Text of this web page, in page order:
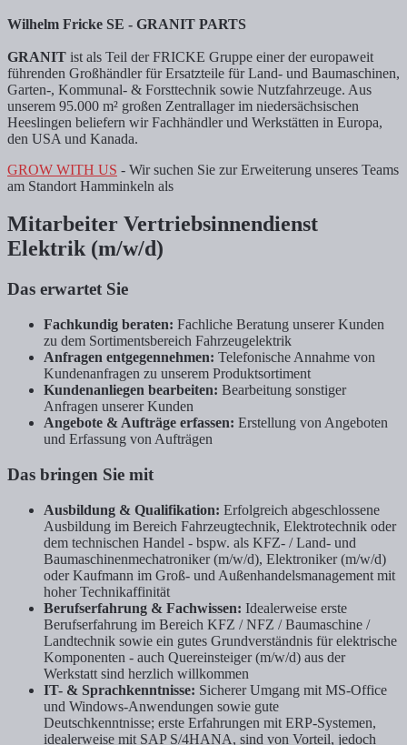
Wilhelm Fricke SE - GRANIT PARTS
GRANIT ist als Teil der FRICKE Gruppe einer der europaweit
führenden Großhändler für Ersatzteile für Land- und Baumaschinen,
Garten-, Kommunal- & Forsttechnik sowie Nutzfahrzeuge. Aus
unserem 95.000 m² großen Zentrallager im niedersächsischen
Heeslingen beliefern wir Fachhändler und Werkstätten in Europa,
den USA und Kanada.
GROW WITH US - Wir suchen Sie zur Erweiterung unseres Teams
am Standort Hamminkeln als
Mitarbeiter Vertriebsinnendienst
Elektrik (m/w/d)
Das erwartet Sie
Fachkundig beraten: Fachliche Beratung unserer Kunden
zu dem Sortimentsbereich Fahrzeugelektrik
Anfragen entgegennehmen: Telefonische Annahme von
Kundenanfragen zu unserem Produktsortiment
Kundenanliegen bearbeiten: Bearbeitung sonstiger
Anfragen unserer Kunden
Angebote & Aufträge erfassen: Erstellung von Angeboten
und Erfassung von Aufträgen
Das bringen Sie mit
Ausbildung & Qualifikation: Erfolgreich abgeschlossene
Ausbildung im Bereich Fahrzeugtechnik, Elektrotechnik oder
dem technischen Handel - bspw. als KFZ- / Land- und
Baumaschinenmechatroniker (m/w/d), Elektroniker (m/w/d)
oder Kaufmann im Groß- und Außenhandelsmanagement mit
hoher Technikaffinität
Berufserfahrung & Fachwissen: Idealerweise erste
Berufserfahrung im Bereich KFZ / NFZ / Baumaschine /
Landtechnik sowie ein gutes Grundverständnis für elektrische
Komponenten - auch Quereinsteiger (m/w/d) aus der
Werkstatt sind herzlich willkommen
IT- & Sprachkenntnisse: Sicherer Umgang mit MS-Office
und Windows-Anwendungen sowie gute
Deutschkenntnisse; erste Erfahrungen mit ERP-Systemen,
idealerweise mit SAP S/4HANA, sind von Vorteil, jedoch